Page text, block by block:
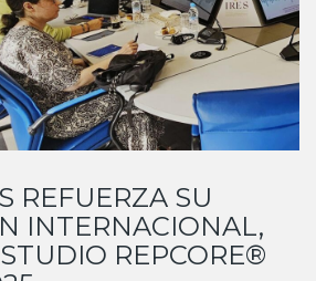
REFUERZA SU
INTERNACIONAL,
REPCORE®